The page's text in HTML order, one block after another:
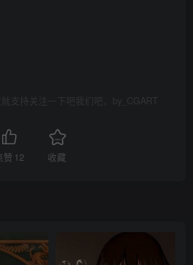
支持关注一下吧我们吧，by_CGART
赞 12 收藏